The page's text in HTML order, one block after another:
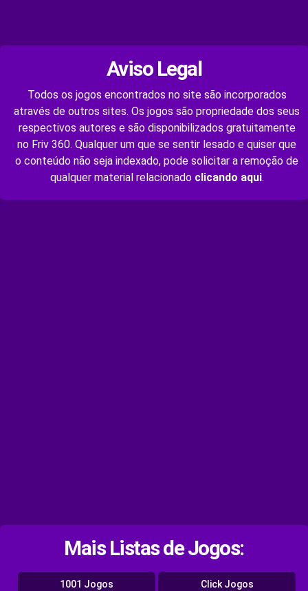
Aviso Legal
Todos os jogos encontrados no site são incorporados
através de outros sites. Os jogos são propriedade dos seus
respectivos autores e são disponibilizados gratuitamente
no Friv 360. Qualquer um que se sentir lesado e quiser que
o conteúdo não seja indexado, pode solicitar a remoção de
qualquer material relacionado clicando aqui.
Mais Listas de Jogos:
1001 Jogos Click Jogos